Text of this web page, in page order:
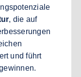
, die auf
und führt